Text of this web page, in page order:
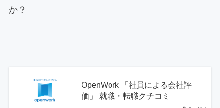
か？
OpenWork 「社員による会社評
価」 就職・転職クチコミ